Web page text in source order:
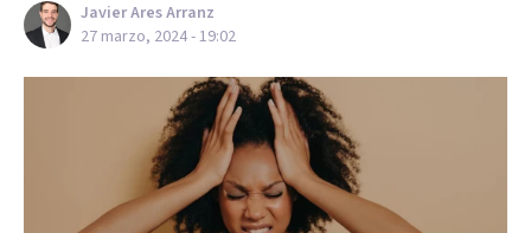
Javier Ares Arranz
27 marzo, 2024 - 19:02